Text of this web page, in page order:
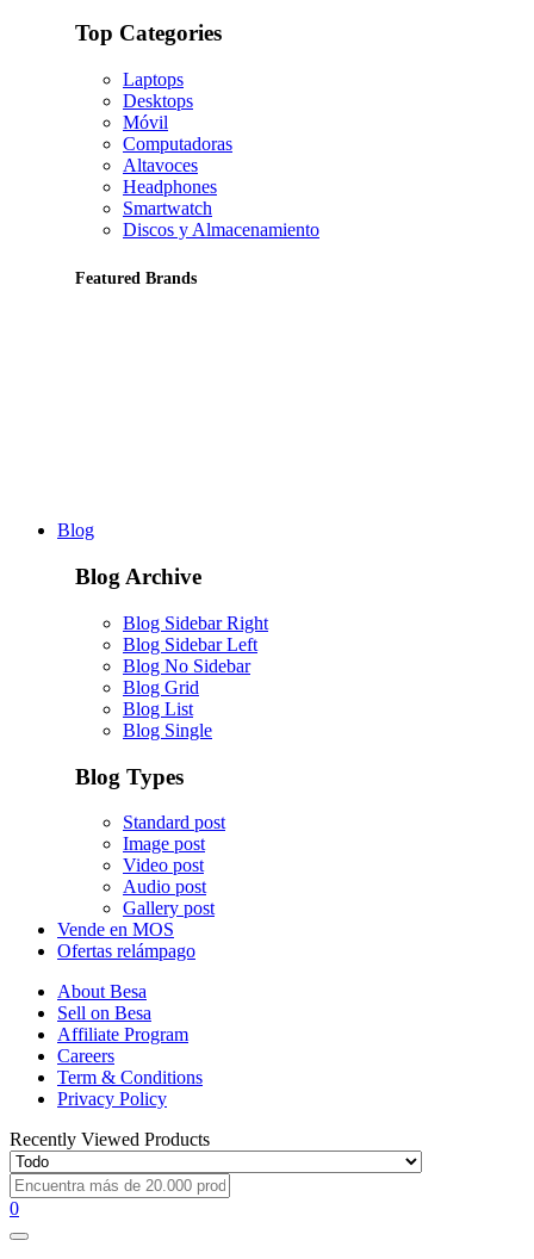
Top Categories
Laptops
Desktops
Móvil
Computadoras
Altavoces
Headphones
Smartwatch
Discos y Almacenamiento
Featured Brands
Blog
Blog Archive
Blog Sidebar Right
Blog Sidebar Left
Blog No Sidebar
Blog Grid
Blog List
Blog Single
Blog Types
Standard post
Image post
Video post
Audio post
Gallery post
Vende en MOS
Ofertas relámpago
About Besa
Sell on Besa
Affiliate Program
Careers
Term & Conditions
Privacy Policy
Recently Viewed Products
0